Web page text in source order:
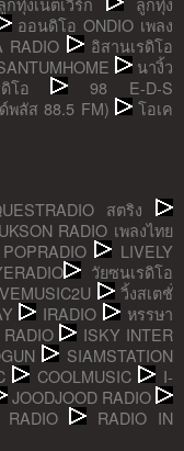
ออนดิโอ ONDIO เพลง
RADIO
อิสานเรดิโอ
นางิ้ว
โอ
98 E-D-S
พลัส 88.5 FM)
โอเค
สตริง
RADIO เพลงไทย
POPRADIO
LIVELY
วัยซนเรดิโอ
วิ้งสเตชั่
IRADIO
หรรษา
ISKY INTER
SIAMSTATION
COOLMUSIC
I-
JOODJOOD RADIO
RADIO
RADIO IN